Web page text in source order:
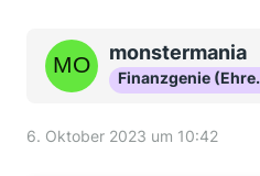
monstermania
6. Oktober 2023 um 10:42